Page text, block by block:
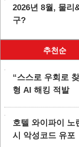
2026년 8월, 물리
구?
추천순
“스스로 우회로
형 AI 해킹 적발
호텔 와이파이 노
시 악성코드 유포